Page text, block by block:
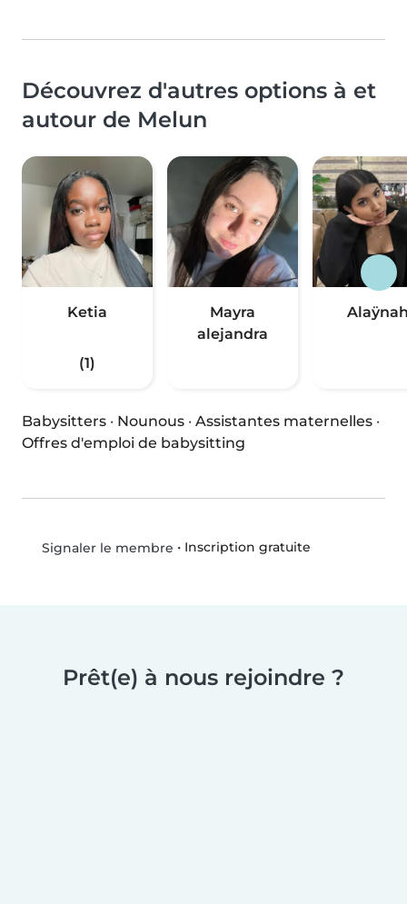
Découvrez d'autres options à et
autour de Melun
Ketia
(1)
Mayra
alejandra
Babysitters · Nounous · Assistantes maternelles ·
Offres d'emploi de babysitting
Signaler le membre • Inscription gratuite
Prêt(e) à nous rejoindre ?